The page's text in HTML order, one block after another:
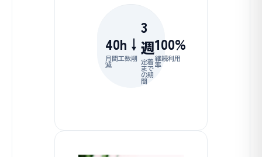
40h↓
月間工数削
減
3
週
定着
まで
の期
間
100%
継続利用
率